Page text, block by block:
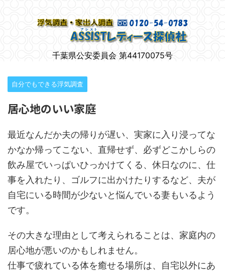
千葉県公安委員会 第44170075号
自分でもできる浮気調査
居心地のいい家庭
最近なんだか夫の帰りが遅い、実家に入り浸ってな
かなか帰ってこない、直帰せず、必ずどこかしらの
飲み屋でいっぱいひっかけてくる、休日なのに、仕
事を入れたり、ゴルフに出かけたりするなど、夫が
自宅にいる時間が少ないと悩んでいる妻もいるよう
です。
その大きな理由として考えられることは、家庭内の
居心地が悪いのかもしれません。
仕事で疲れている体を癒せる場所は、自宅以外にあ